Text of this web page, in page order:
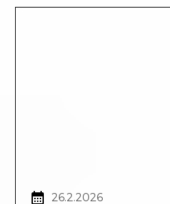
26.2.2026